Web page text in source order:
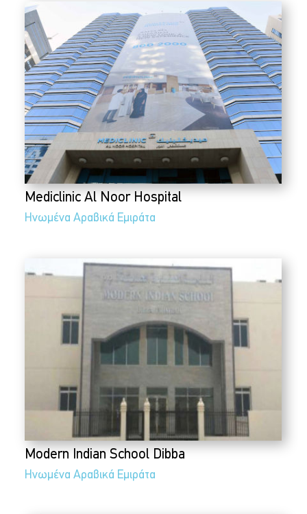
Mediclinic Al Noor Hospital
Ηνωμένα Αραβικά Εμιράτα
Modern Indian School Dibba
Ηνωμένα Αραβικά Εμιράτα